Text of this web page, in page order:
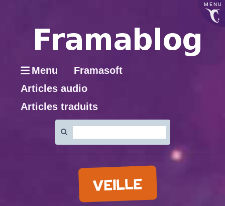
MENU
Menu
Framasoft
Articles audio
Articles traduits
:
VEILLE